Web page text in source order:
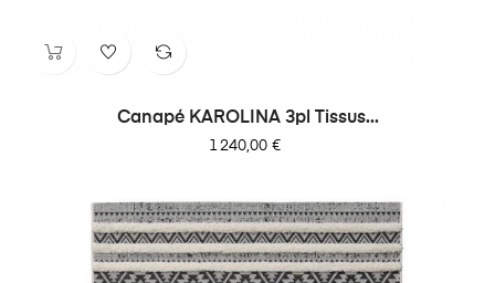
Canapé KAROLINA 3pl Tissus...
Prix
1 240,00 €